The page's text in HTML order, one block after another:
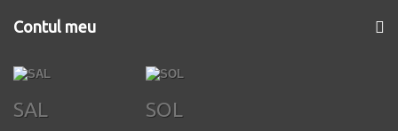
Contul meu
SAL SOL